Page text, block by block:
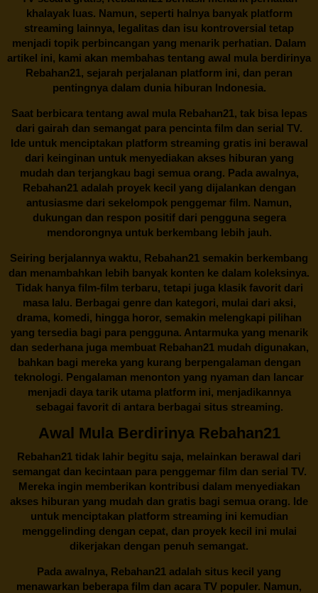
khalayak luas. Namun, seperti halnya banyak platform
streaming lainnya, legalitas dan isu kontroversial tetap
menjadi topik perbincangan yang menarik perhatian. Dalam
artikel ini, kami akan membahas tentang awal mula berdirinya
Rebahan21, sejarah perjalanan platform ini, dan peran
pentingnya dalam dunia hiburan Indonesia.
Saat berbicara tentang awal mula Rebahan21, tak bisa lepas
dari gairah dan semangat para pencinta film dan serial TV.
Ide untuk menciptakan platform streaming gratis ini berawal
dari keinginan untuk menyediakan akses hiburan yang
mudah dan terjangkau bagi semua orang. Pada awalnya,
Rebahan21 adalah proyek kecil yang dijalankan dengan
antusiasme dari sekelompok penggemar film. Namun,
dukungan dan respon positif dari pengguna segera
mendorongnya untuk berkembang lebih jauh.
Seiring berjalannya waktu, Rebahan21 semakin berkembang
dan menambahkan lebih banyak konten ke dalam koleksinya.
Tidak hanya film-film terbaru, tetapi juga klasik favorit dari
masa lalu. Berbagai genre dan kategori, mulai dari aksi,
drama, komedi, hingga horor, semakin melengkapi pilihan
yang tersedia bagi para pengguna. Antarmuka yang menarik
dan sederhana juga membuatRebahan21mudah digunakan,
bahkan bagi mereka yang kurang berpengalaman dengan
teknologi. Pengalaman menonton yang nyaman dan lancar
menjadi daya tarik utama platform ini, menjadikannya
sebagai favorit di antara berbagai situs streaming.
Awal Mula Berdirinya Rebahan21
Rebahan21 tidak lahir begitu saja, melainkan berawal dari
semangat dan kecintaan para penggemar film dan serial TV.
Mereka ingin memberikan kontribusi dalam menyediakan
akses hiburan yang mudah dan gratis bagi semua orang. Ide
untuk menciptakan platform streaming ini kemudian
menggelinding dengan cepat, dan proyek kecil ini mulai
dikerjakan dengan penuh semangat.
Pada awalnya, Rebahan21 adalah situs kecil yang
menawarkan beberapa film dan acara TV populer. Namun,